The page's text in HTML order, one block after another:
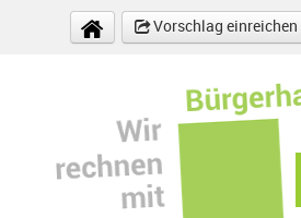
Direkt zum Inhalt
Vorschlag einreichen